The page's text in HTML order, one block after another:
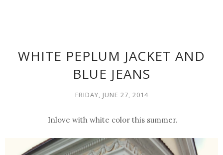
WHITE PEPLUM JACKET AND
BLUE JEANS
FRIDAY, JUNE 27, 2014
Inlove with white color this summer.